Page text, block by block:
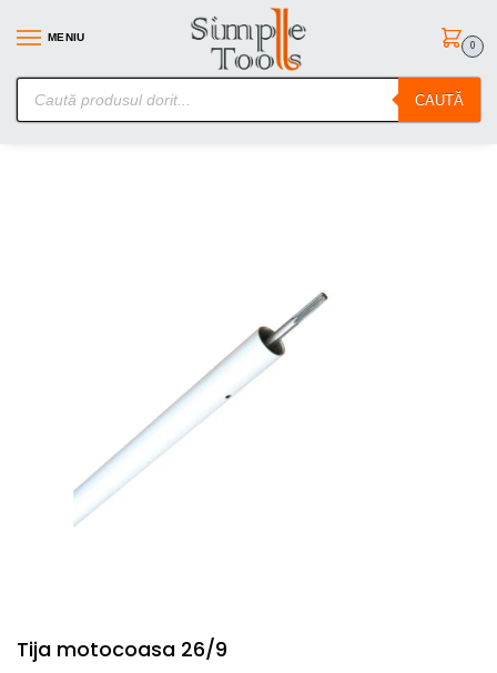
MENIU
CAUTĂ
0
SimpleTools.ro – Gasesti orice – Comanzi simplu
Prima pagină
Unelte de gradina Accesorii Motocoase si Motounelte
Tija motocoasa 26/9